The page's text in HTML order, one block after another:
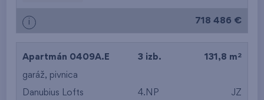
i 718 486 €
Apartmán 0409A.E 3 izb. 131,8 m 2
garáž, pivnica
Danubius Lofts 4.NP JZ